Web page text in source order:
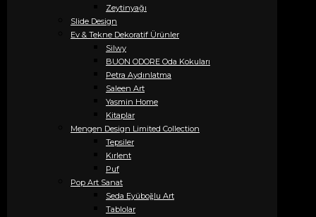
Zeytinyağı
Slide Design
Ev & Tekne Dekoratif Ürünler
Silwy
BUON ODORE Oda Kokuları
Petra Aydınlatma
Saleen Art
Yasmin Home
Kitaplar
Mengen Design Limited Collection
Tepsiler
Kırlent
Puf
Pop Art Sanat
Seda Eyüboğlu Art
Tablolar